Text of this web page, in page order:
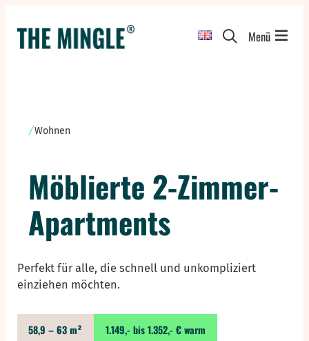
Menü
Wohnen
Möblierte 2-Zimmer-
Apartments
Perfekt für alle, die schnell und unkompliziert
einziehen möchten.
58,9 – 63 m² 1.149,- bis 1.352,- € warm